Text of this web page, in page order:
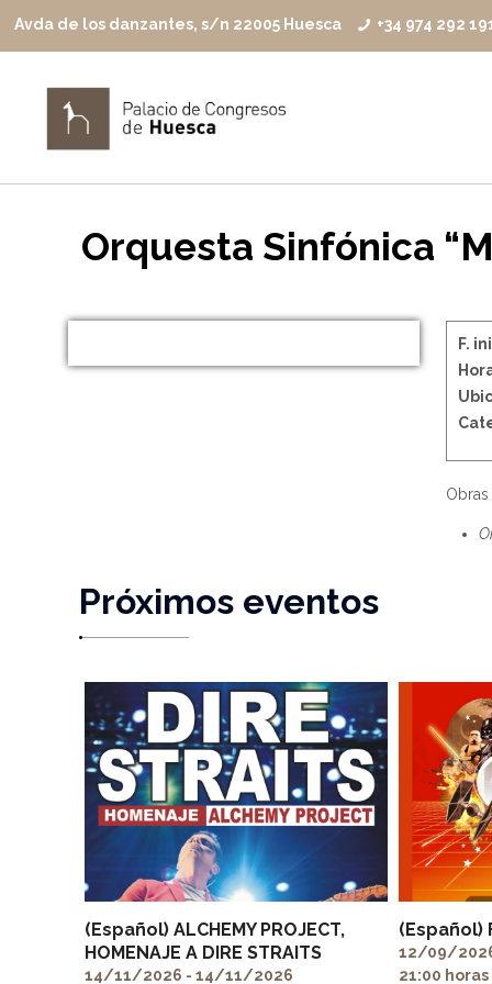
Avda de los danzantes, s/n 22005 Huesca +34 974 292
Orquesta Sinfónica
F.
Próximos eventos
(Español) ALCHEMY PROJECT,
HOMENAJE A DIRE STRAITS
14/11/2026 - 14/11/2026
(Español)
12/09/
21:00 horas